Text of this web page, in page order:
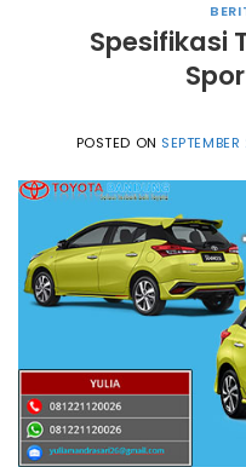
Spesifikasi
POSTED ON